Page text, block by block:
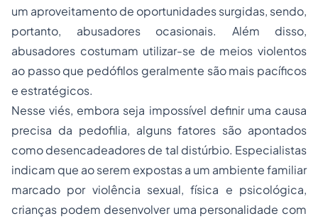
um aproveitamento de oportunidades surgidas, sendo,
portanto, abusadores ocasionais. Além disso,
abusadores costumam utilizar-se de meios violentos
ao passo que pedófilos geralmente são mais pacíficos
e estratégicos.
Nesse viés, embora seja impossível definir uma causa
precisa da pedofilia, alguns fatores são apontados
como desencadeadores de tal distúrbio. Especialistas
indicam que ao serem expostas a um ambiente familiar
marcado por violência sexual, física e psicológica,
crianças podem desenvolver uma personalidade com